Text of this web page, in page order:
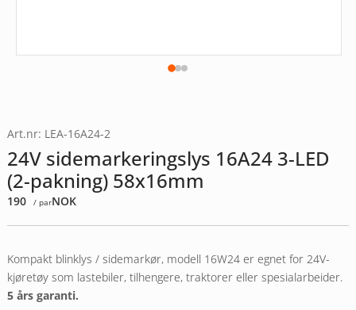
Art.nr: LEA-16A24-2
24V sidemarkeringslys 16A24 3-LED
(2-pakning) 58x16mm
190 / parNOK
Kompakt blinklys / sidemarkør, modell 16W24 er egnet for 24V-
kjøretøy som lastebiler, tilhengere, traktorer eller spesialarbeider.
5 års garanti.